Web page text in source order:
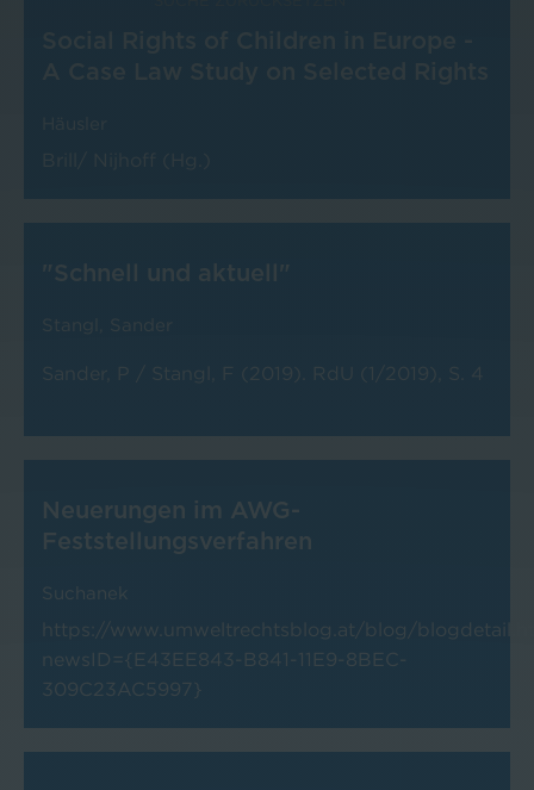
"Schnell und aktuell"
Stangl Sander
Sander, P / Stangl, F (2019). RdU (1/2019), S. 4
Neuerungen im AWG-
Feststellungsverfahren
Suchanek
https://www.umweltrechtsblog.at/blog/
newsID={E43EE843-B841-11E9-8BEC-
309C23AC5997}